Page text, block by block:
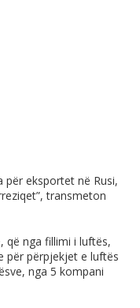
për eksportet në Rusi,
transmeton
që nga fillimi i luftës,
për përpjekjet e luftës
nga 5 kompani